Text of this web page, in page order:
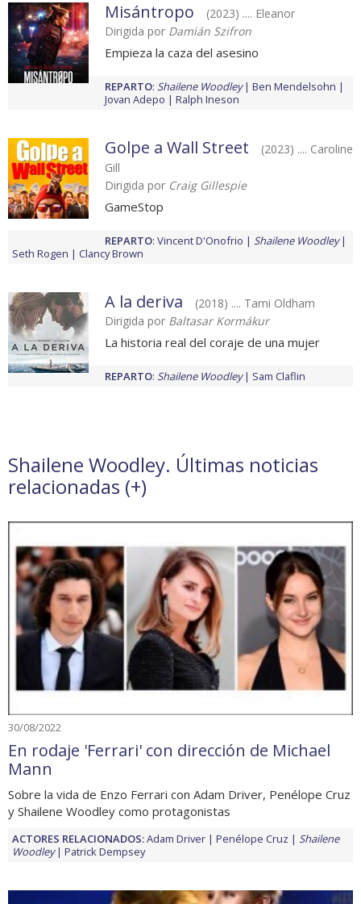
Misántropo
(2023) .... Eleanor
Dirigida por Damián Szifron
Empieza la caza del asesino
REPARTO: Shailene Woodley
Ben Mendelsohn
Jovan Adepo
Ralph Ineson
Golpe a Wall Street
(2023) .... Caroline
Gill
Dirigida por Craig Gillespie
GameStop
REPARTO: Vincent D'Onofrio
Shailene Woodley
Seth Rogen
Clancy Brown
A la deriva
(2018) .... Tami Oldham
Dirigida por Baltasar Kormákur
La historia real del coraje de una mujer
REPARTO: Shailene Woodley Sam Claflin
Shailene Woodley. Últimas noticias
relacionadas (+)
30/08/2022
En rodaje 'Ferrari' con dirección de Michael
Mann
Sobre la vida de Enzo Ferrari con Adam Driver, Penélope Cruz
y Shailene Woodley como protagonistas
ACTORES RELACIONADOS:Adam Driver Penélope Cruz
Shailene
Woodley
Patrick Dempsey